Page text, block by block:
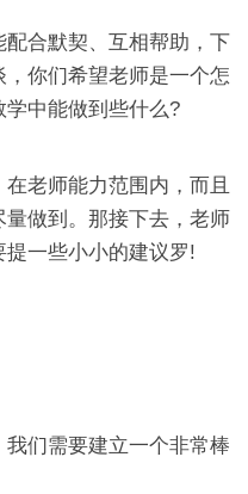
合默契、互相帮助，下
你们希望老师是一个怎
中能做到些什么?
老师能力范围内，而且
做到。那接下去，老师
一些小小的建议罗!
们需要建立一个非常棒